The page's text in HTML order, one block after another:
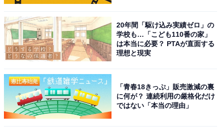
20年間「駆け込み実績ゼロ」の
学校も…「こども110番の家」
は本当に必要？ PTAが直面する
理想と現実
「青春18きっぷ」販売激減の裏
に何が？ 連続利用の厳格化だけ
ではない「本当の理由」